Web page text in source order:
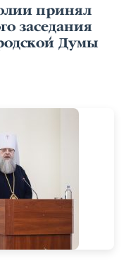
принял
заседания
Думы